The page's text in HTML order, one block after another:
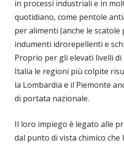
in processi industriali e in
quotidiano, come pentole
per alimenti (anche le scatole
indumenti idrorepellenti e
Proprio per gli elevati livelli
Italia le regioni più colpite
la Lombardia e il Piemonte
di portata nazionale.
Il loro impiego è legato alle
dal punto di vista chimico